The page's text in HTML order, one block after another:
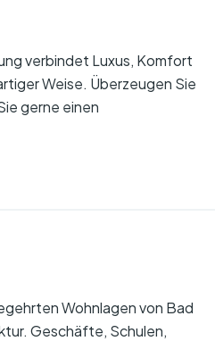
verbindet Luxus, Komfort
Weise. Überzeugen Sie
gerne einen
Wohnlagen von Bad
Geschäfte, Schulen,